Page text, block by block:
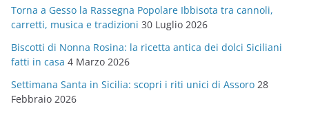
o
r
i
e
Torna a Gesso la Rassegna Popolare Ibbisota tra cannoli,
carretti, musica e tradizioni 30 Luglio 2026
Biscotti di Nonna Rosina: la ricetta antica dei dolci Siciliani
fatti in casa 4 Marzo 2026
Settimana Santa in Sicilia: scopri i riti unici di Assoro 28
Febbraio 2026